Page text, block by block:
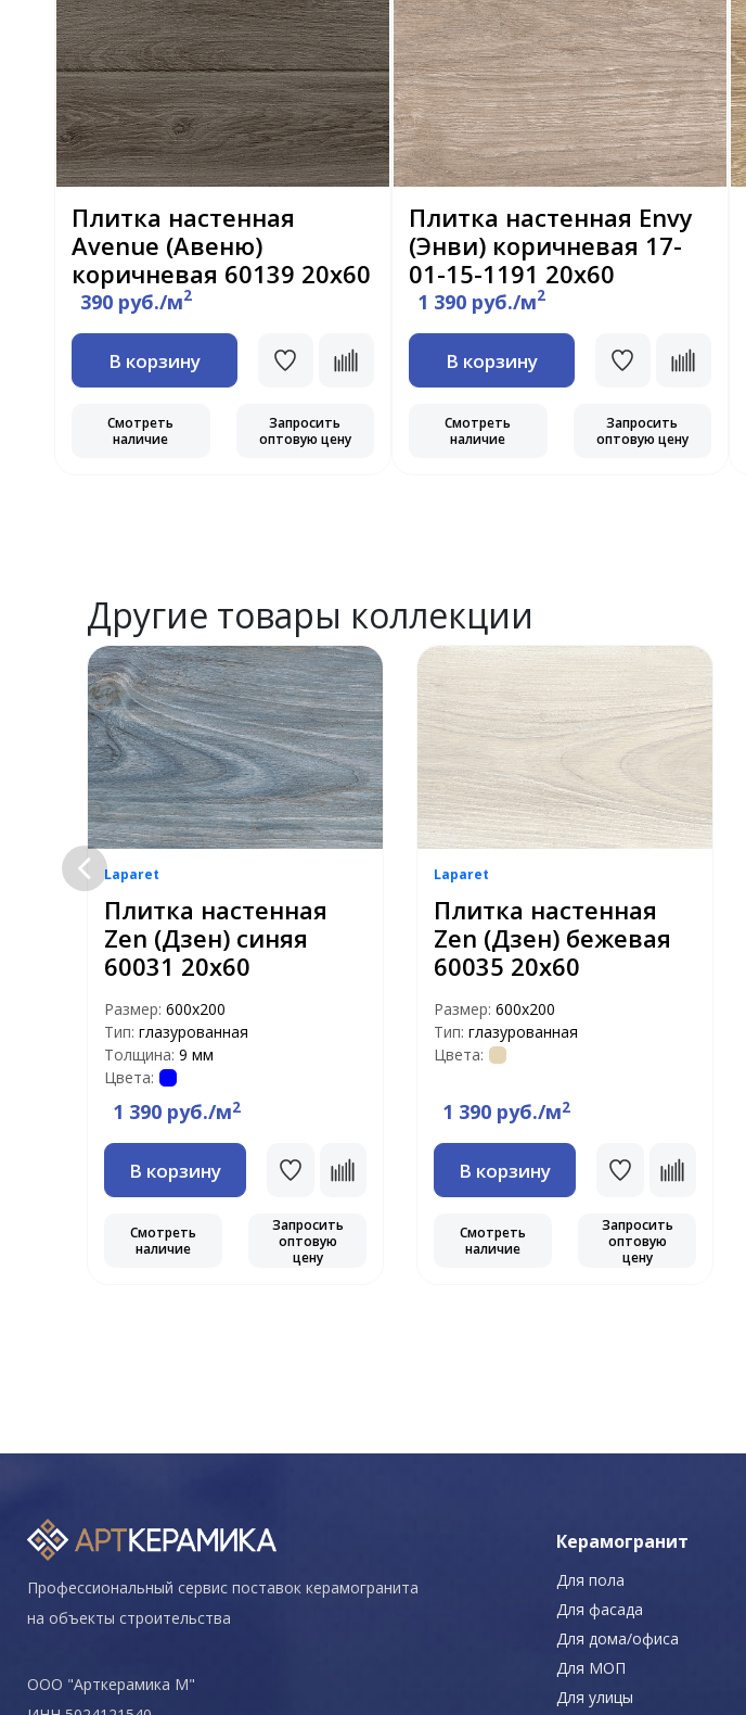
Плитка настенная
Avenue (Авеню)
коричневая 60139 20х60
390 руб./м2
В корзину
Смотреть
наличие
Запросить
оптовую цену
Плитка настенная Envy
(Энви) коричневая 17-
01-15-1191 20х60
1 390 руб./м2
В корзину
Смотреть
наличие
Запросить
оптовую цену
Другие товары коллекции
Laparet
Плитка настенная
Zen (Дзен) синяя
60031 20х60
Размер: 600х200
Тип: глазурованная
Толщина: 9 мм
Цвета:
1 390 руб./м2
В корзину
Смотреть
наличие
Запросить
оптовую
цену
Laparet
Плитка настенная
Zen (Дзен) бежевая
60035 20х60
Размер: 600х200
Тип: глазурованная
Цвета:
1 390 руб./м2
В корзину
Смотреть
наличие
Запросить
оптовую
цену
Профессиональный сервис поставок керамогранита
на объекты строительства
ООО "Арткерамика М"
Керамогранит
Для пола
Для фасада
Для дома/офиса
Для МОП
Для улицы